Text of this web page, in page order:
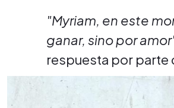
"Myriam, en este
ganar, sino por
respuesta por parte